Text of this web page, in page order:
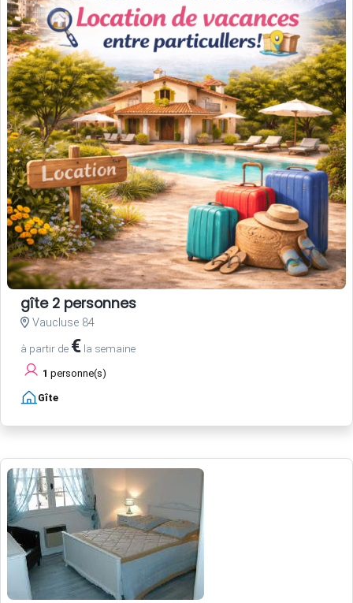
gîte 2 personnes
Vaucluse 84
à partir de € la semaine
1 personne(s)
Gîte